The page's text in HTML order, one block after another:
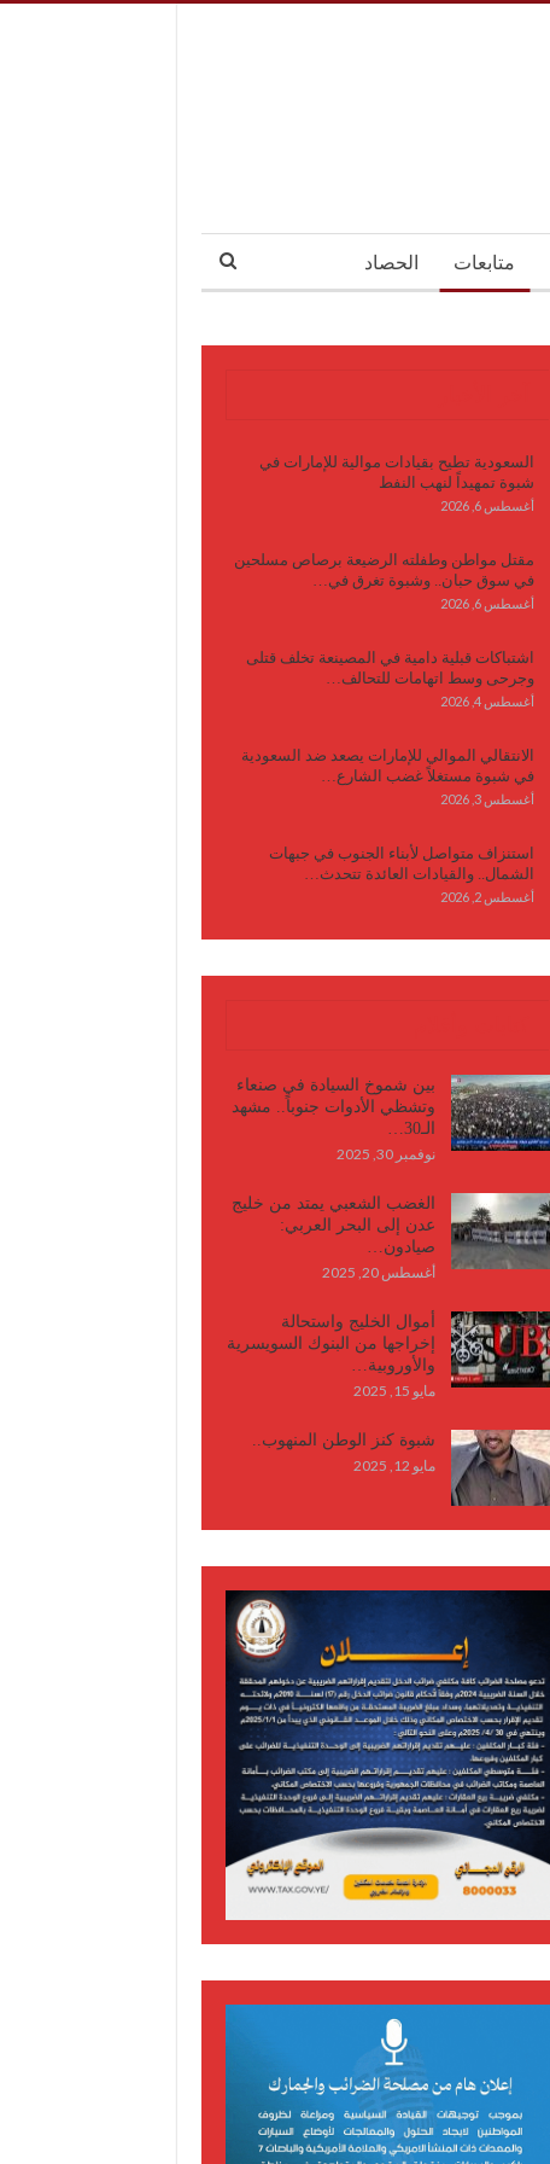
متابعات الحصاد
السعودية تطيح بقيادات موالية للإمارات في
شبوة تمهيداً لنهب النفط
أغسطس 6, 2026
مقتل مواطن وطفلته الرضيعة برصاص مسلحين
في سوق حبان.. وشبوة تغرق في…
أغسطس 6, 2026
اشتباكات قبلية دامية في المصينعة تخلف قتلى
وجرحى وسط اتهامات للتحالف…
أغسطس 4, 2026
الانتقالي الموالي للإمارات يصعد ضد السعودية
في شبوة مستغلاً غضب الشارع…
أغسطس 3, 2026
استنزاف متواصل لأبناء الجنوب في جبهات
الشمال.. والقيادات العائدة تتحدث…
أغسطس 2, 2026
بين شموخ السيادة في صنعاء
وتشظي الأدوات جنوباً.. مشهد
الـ30…
نوفمبر 30, 2025
الغضب الشعبي يمتد من خليج
عدن إلى البحر العربي:
صيادون…
أغسطس 20, 2025
أموال الخليج واستحالة
إخراجها من البنوك السويسرية
والأوروبية…
مايو 15, 2025
شبوة كنز الوطن المنهوب..
مايو 12, 2025